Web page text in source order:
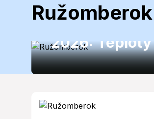
Ružomberok
Ružomberok
2026: Teploty